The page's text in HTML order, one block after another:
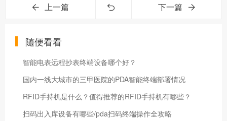
上一篇 下一篇
随便看看
智能电表远程抄表终端设备哪个好？
国内一线大城市的三甲医院的PDA智能终端部署情况
RFID手持机是什么？值得推荐的RFID手持机有哪些？
扫码出入库设备有哪些/pda扫码终端操作全攻略